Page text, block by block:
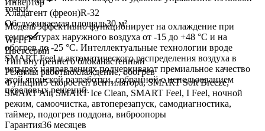
точки.
Модель эффективно функционирует на охлаждение при
температурах наружного воздуха от -15 до +48 °C и на
обогрев до -25 °C. Интеллектуальные технологии вроде
SMART Feel и автоматического распределения воздуха в
четырех направлениях подчеркивают премиальное качество
этой японской разработки, собранной с использованием
передовых решений.
Инвертор
Хладагент (фреон)R-32
Обслуживаемая площадь30м²
Wi-Fi
Цветсерый
Тип внутреннего блоканастенный
Режимы работыохлаждение, обогрев
Функции5 скоростей вентилятора, SMART Soft Breeze,
SMART Air, SMART Ice Clean, SMART Feel, I Feel, ночной
режим, самоочистка, автоперезапуск, самодиагностика,
таймер, подогрев поддона, виброопоры
Гарантия36 месяцев